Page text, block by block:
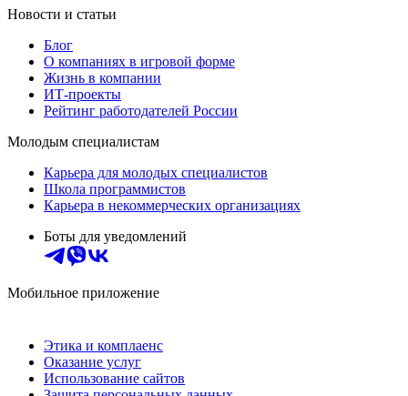
Новости и статьи
Блог
О компаниях в игровой форме
Жизнь в компании
ИТ-проекты
Рейтинг работодателей России
Молодым специалистам
Карьера для молодых специалистов
Школа программистов
Карьера в некоммерческих организациях
Боты для уведомлений
Мобильное приложение
Этика и комплаенс
Оказание услуг
Использование сайтов